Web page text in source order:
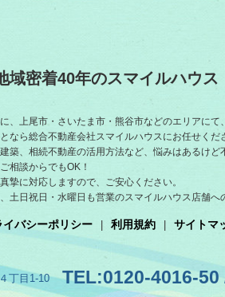
域密着40年のスマイルハウス
、上尾市・さいたま市・熊谷市などのエリアに
なら総合不動産会社スマイルハウスにお任せくだ
築、相続不動産の活用方法など、悩みはあるけ
相談からでもOK！
摯に対応しますので、ご安心ください。
土日祝日・水曜日も営業のスマイルハウス店舗
イバシーポリシー 利用規約 サイトマ
丁目1-10
TEL:0120-4016-